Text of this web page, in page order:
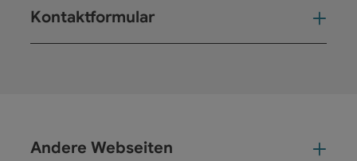
Kontaktformular
Andere Webseiten